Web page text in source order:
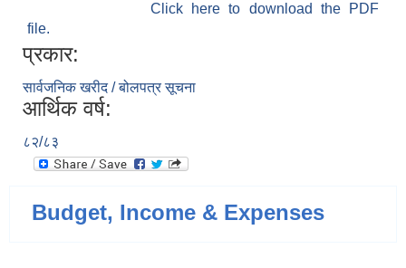
Click here to download the PDF
file.
प्रकार:
सार्वजनिक खरीद / बोलपत्र सूचना
आर्थिक वर्ष:
८२/८३
Budget, Income & Expenses